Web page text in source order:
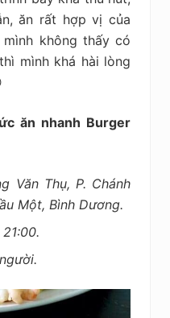
ăn rất hợp vị của
không thấy có
mình khá hài lòng
ăn nhanh Burger
Văn Thụ, P. Chánh
Một, Bình Dương.